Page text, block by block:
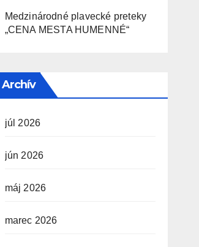
Medzinárodné plavecké preteky
„CENA MESTA HUMENNÉ“
Archív
júl 2026
jún 2026
máj 2026
marec 2026